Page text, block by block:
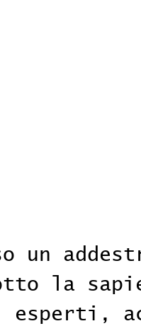
un
la
esperti,